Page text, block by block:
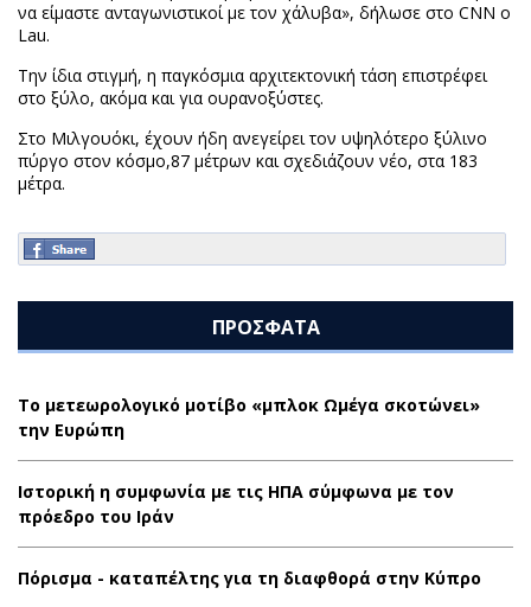
να είμαστε ανταγωνιστικοί με τον χάλυβα», δήλωσε στο CNN ο
Lau.
Την ίδια στιγμή, η παγκόσμια αρχιτεκτονική τάση επιστρέφει
στο ξύλο, ακόμα και για ουρανοξύστες.
Στο Μιλγουόκι, έχουν ήδη ανεγείρει τον υψηλότερο ξύλινο
πύργο στον κόσμο,87 μέτρων και σχεδιάζουν νέο, στα 183
μέτρα.
ΠΡΟΣΦΑΤΑ
Το μετεωρολογικό μοτίβο «μπλοκ Ωμέγα σκοτώνει»
την Ευρώπη
Ιστορική η συμφωνία με τις ΗΠΑ σύμφωνα με τον
πρόεδρο του Ιράν
Πόρισμα - καταπέλτης για τη διαφθορά στην Κύπρο